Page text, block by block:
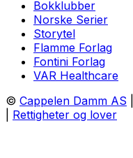
Bokklubber
Norske Serier
Storytel
Flamme Forlag
Fontini Forlag
VAR Healthcare
© Cappelen Damm AS
Rettigheter og lover